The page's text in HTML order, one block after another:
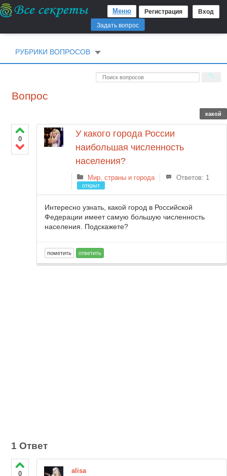
Регистрация Вход
Меню
Задать вопрос
РУБРИКИ ВОПРОСОВ
Вопрос
какой
0
У какого города России
наибольшая численность
населения?
Мир, страны и города Ответов: 1
открыт
Интересно узнать, какой город в Российской
Федерации имеет самую большую численность
населения. Подскажете?
1 Ответ
0
alisa